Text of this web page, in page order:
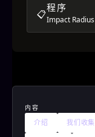
📋
程序
Impact
内容
介绍 我们收